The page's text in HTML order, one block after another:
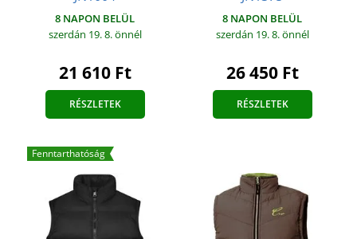
8 NAPON BELÜL
szerdán 19. 8.önnél
21 610 Ft
RÉSZLETEK
8 NAPON BELÜL
szerdán 19. 8.önnél
26 450 Ft
RÉSZLETEK
Fenntarthatóság